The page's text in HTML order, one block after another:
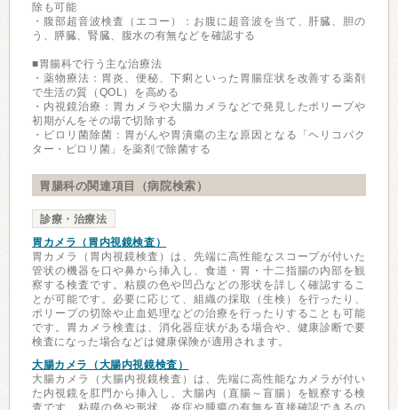
除も可能
・腹部超音波検査（エコー）：お腹に超音波を当て、肝臓、胆の
う、膵臓、腎臓、腹水の有無などを確認する
■胃腸科で行う主な治療法
・薬物療法：胃炎、便秘、下痢といった胃腸症状を改善する薬剤
で生活の質（QOL）を高める
・内視鏡治療：胃カメラや大腸カメラなどで発見したポリープや
初期がんをその場で切除する
・ピロリ菌除菌：胃がんや胃潰瘍の主な原因となる「ヘリコバク
ター・ピロリ菌」を薬剤で除菌する
胃腸科の関連項目（病院検索）
診療・治療法
胃カメラ（胃内視鏡検査）
胃カメラ（胃内視鏡検査）は、先端に高性能なスコープが付いた
管状の機器を口や鼻から挿入し、食道・胃・十二指腸の内部を観
察する検査です。粘膜の色や凹凸などの形状を詳しく確認するこ
とが可能です。必要に応じて、組織の採取（生検）を行ったり、
ポリープの切除や止血処理などの治療を行ったりすることも可能
です。胃カメラ検査は、消化器症状がある場合や、健康診断で要
検査になった場合などは健康保険が適用されます。
大腸カメラ（大腸内視鏡検査）
大腸カメラ（大腸内視鏡検査）は、先端に高性能なカメラが付い
た内視鏡を肛門から挿入し、大腸内（直腸～盲腸）を観察する検
査です。粘膜の色や形状、炎症や腫瘍の有無を直接確認できるの